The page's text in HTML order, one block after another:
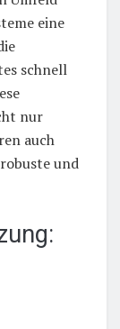
eine
schnell
nur
auch
und